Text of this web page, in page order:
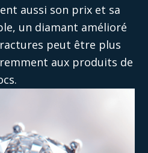
aussi son prix et sa
un diamant amélioré
peut être plus
aux produits de